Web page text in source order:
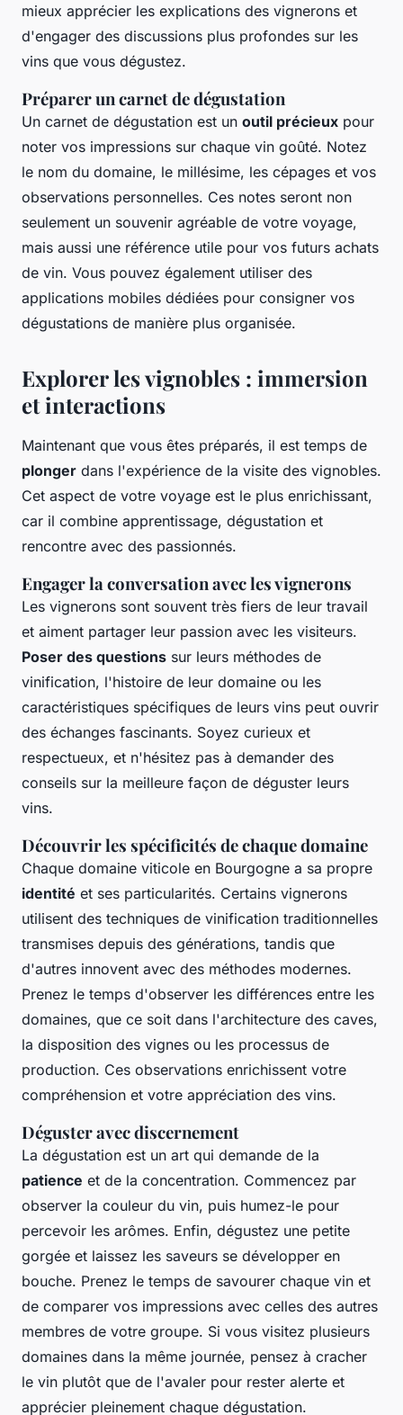
mieux apprécier les explications des vignerons et
d'engager des discussions plus profondes sur les
vins que vous dégustez.
Préparer un carnet de dégustation
Un carnet de dégustation est un outil précieux pour
noter vos impressions sur chaque vin goûté. Notez
le nom du domaine, le millésime, les cépages et vos
observations personnelles. Ces notes seront non
seulement un souvenir agréable de votre voyage,
mais aussi une référence utile pour vos futurs achats
de vin. Vous pouvez également utiliser des
applications mobiles dédiées pour consigner vos
dégustations de manière plus organisée.
Explorer les vignobles : immersion
et interactions
Maintenant que vous êtes préparés, il est temps de
plonger dans l'expérience de la visite des vignobles.
Cet aspect de votre voyage est le plus enrichissant,
car il combine apprentissage, dégustation et
rencontre avec des passionnés.
Engager la conversation avec les vignerons
Les vignerons sont souvent très fiers de leur travail
et aiment partager leur passion avec les visiteurs.
Poser des questions sur leurs méthodes de
vinification, l'histoire de leur domaine ou les
caractéristiques spécifiques de leurs vins peut ouvrir
des échanges fascinants. Soyez curieux et
respectueux, et n'hésitez pas à demander des
conseils sur la meilleure façon de déguster leurs
vins.
Découvrir les spécificités de chaque domaine
Chaque domaine viticole en Bourgogne a sa propre
identité et ses particularités. Certains vignerons
utilisent des techniques de vinification traditionnelles
transmises depuis des générations, tandis que
d'autres innovent avec des méthodes modernes.
Prenez le temps d'observer les différences entre les
domaines, que ce soit dans l'architecture des caves,
la disposition des vignes ou les processus de
production. Ces observations enrichissent votre
compréhension et votre appréciation des vins.
Déguster avec discernement
La dégustation est un art qui demande de la
patience et de la concentration. Commencez par
observer la couleur du vin, puis humez-le pour
percevoir les arômes. Enfin, dégustez une petite
gorgée et laissez les saveurs se développer en
bouche. Prenez le temps de savourer chaque vin et
de comparer vos impressions avec celles des autres
membres de votre groupe. Si vous visitez plusieurs
domaines dans la même journée, pensez à cracher
le vin plutôt que de l'avaler pour rester alerte et
apprécier pleinement chaque dégustation.